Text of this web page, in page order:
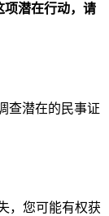
项潜在行动，请
查潜在的民事证
，您可能有权获